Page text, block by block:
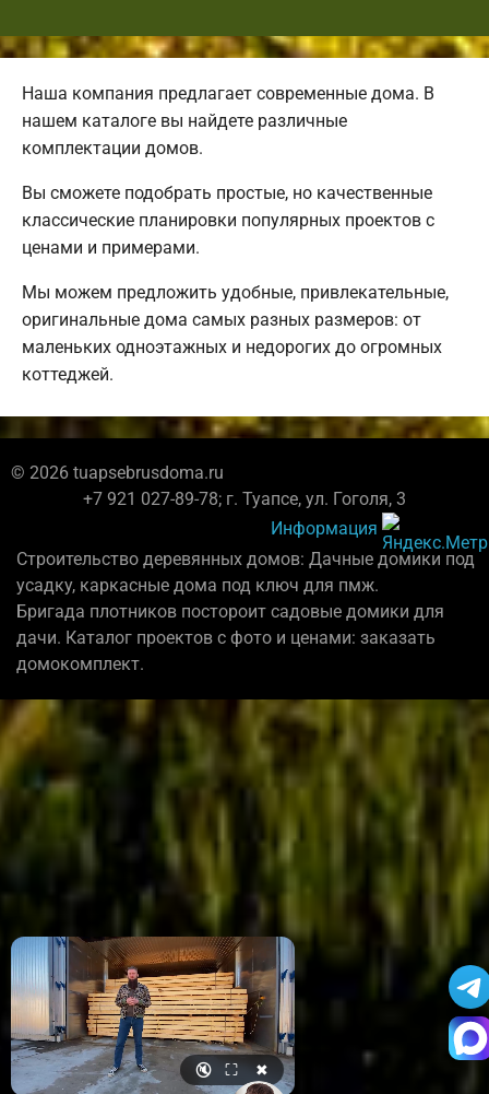
Наша компания предлагает современные дома. В
нашем каталоге вы найдете различные
комплектации домов.
Вы сможете подобрать простые, но качественные
классические планировки популярных проектов с
ценами и примерами.
Мы можем предложить удобные, привлекательные,
оригинальные дома самых разных размеров: от
маленьких одноэтажных и недорогих до огромных
коттеджей.
© 2026 tuapsebrusdoma.ru
+7 921 027-89-78; г. Туапсе, ул. Гоголя, 3
Информация
Строительство деревянных домов: Дачные домики под
усадку, каркасные дома под ключ для пмж.
Бригада плотников постороит садовые домики для
дачи. Каталог проектов с фото и ценами: заказать
домокомплект.
🔇 ⛶ ✖